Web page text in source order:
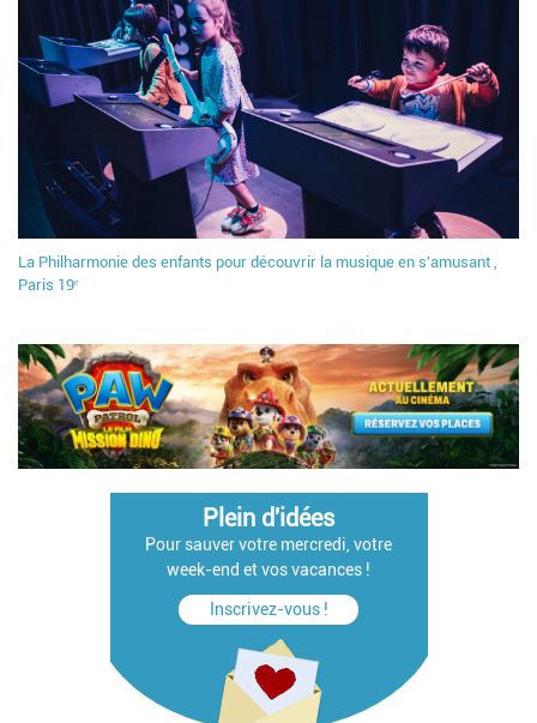
La Philharmonie des enfants pour découvrir la musique en s'amusant ,
Paris 19ᵉ
Plein d'idées
Pour sauver votre mercredi, votre
week-end et vos vacances !
Inscrivez-vous !